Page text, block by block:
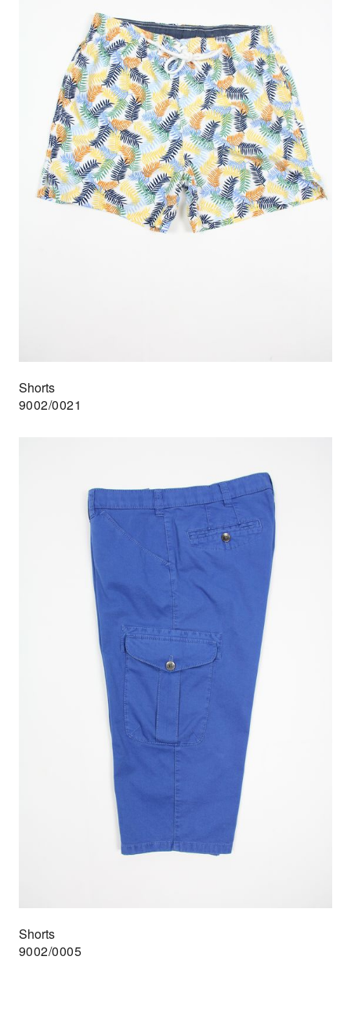
Shorts
9002/0021
Shorts
9002/0005